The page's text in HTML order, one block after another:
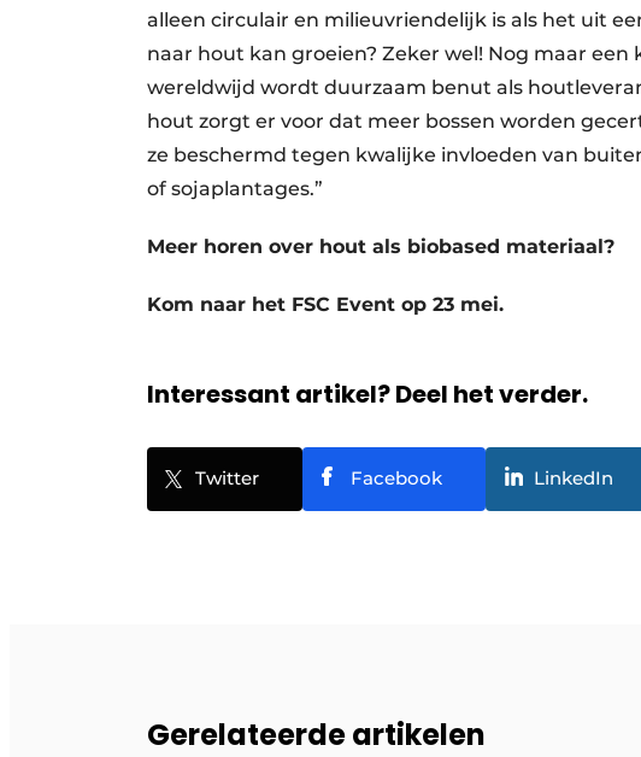
alleen circulair en milieuvriendelijk is als het uit
naar hout kan groeien? Zeker wel! Nog maar een
wereldwijd wordt duurzaam benut als
hout zorgt er voor dat meer bossen worden
ze beschermd tegen kwalijke invloeden van
of sojaplantages.”
Meer horen over hout als biobased materiaal?
Kom naar het FSC Event op 23 mei.
Interessant artikel? Deel het verder.
Twitter Facebook LinkedIn
Gerelateerde artikelen